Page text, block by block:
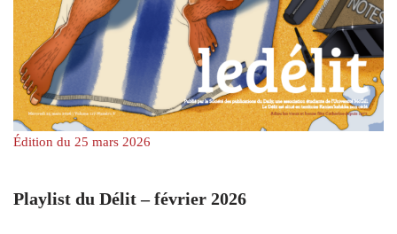
Édition du 25 mars 2026
Playlist du Délit – février 2026